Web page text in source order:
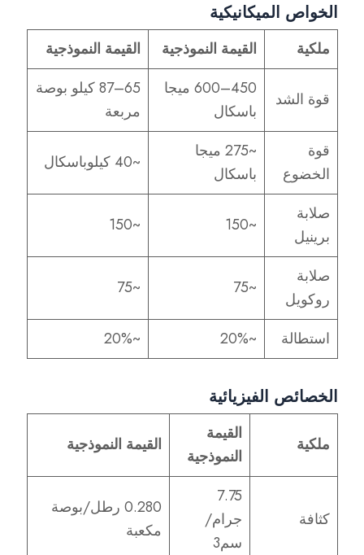
الخواص الميكانيكية
ملكية القيمة النموذجية القيمة النموذجية
قوة الشد
450–600 ميجا
باسكال
65–87 كيلو بوصة
مربعة
قوة
الخضوع
~275 ميجا
باسكال
~40 كيلوباسكال
صلابة
برينيل
~150
~150
صلابة
روكويل
~75
~75
استطالة ~20%
~20%
الخصائص الفيزيائية
ملكية
القيمة
النموذجية
القيمة النموذجية
كثافة
7.75
جرام/
سم3
0.280 رطل/بوصة
مكعبة